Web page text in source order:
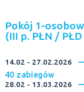
Pokój 1-
(III p. PŁN /
14.02 - 27.02.2026
40 zabiegów
28.02 - 13.03.2026